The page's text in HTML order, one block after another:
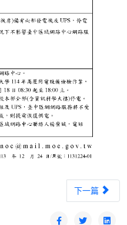
CGFIDO 存在二個高風險資安漏
下一篇文章：
下一篇